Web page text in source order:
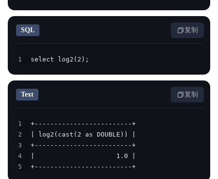
SQL 复制
1 select log2(2);
Text 复制
1
2
3
4
5
+-------------------------+